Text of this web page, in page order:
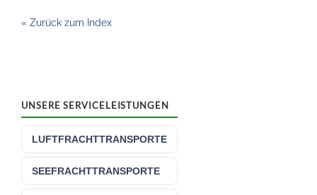
« Zurück zum Index
UNSERE SERVICELEISTUNGEN
LUFTFRACHTTRANSPORTE
SEEFRACHTTRANSPORTE